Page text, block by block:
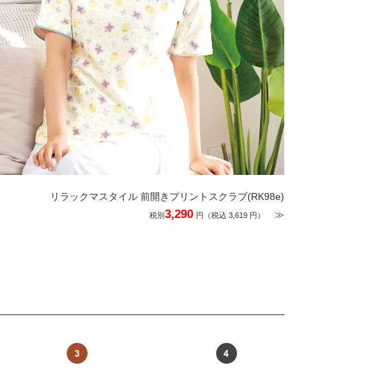
リラックマスタイル 前開きプリントスクラブ(RK98e)
税別3,290 円（税込 3,619 円） ≫